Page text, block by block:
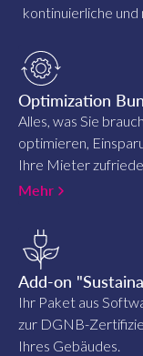
kontinuierliche
Optimization
Alles, was Sie
optimieren,
Ihre Mieter
Mehr
Add-on
Ihr Paket aus
zur DGNB-
Ihres Gebäudes.